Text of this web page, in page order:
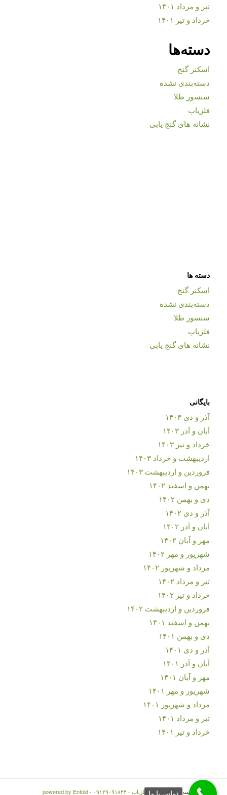
تیر و مرداد ۱۴۰۱
خرداد و تیر ۱۴۰۱
دسته‌ها
اسکنر گنج
دسته‌بندی نشده
سنسور طلا
فلزیاب
نشانه های گنج یابی
دسته ها
اسکنر گنج
دسته‌بندی نشده
سنسور طلا
فلزیاب
نشانه های گنج یابی
بایگانی
آذر و دی ۱۴۰۳
آبان و آذر ۱۴۰۳
خرداد و تیر ۱۴۰۳
اردیبهشت و خرداد ۱۴۰۳
فروردین و اردیبهشت ۱۴۰۳
بهمن و اسفند ۱۴۰۲
دی و بهمن ۱۴۰۲
آذر و دی ۱۴۰۲
آبان و آذر ۱۴۰۲
مهر و آبان ۱۴۰۲
شهریور و مهر ۱۴۰۲
مرداد و شهریور ۱۴۰۲
تیر و مرداد ۱۴۰۲
خرداد و تیر ۱۴۰۲
فروردین و اردیبهشت ۱۴۰۲
بهمن و اسفند ۱۴۰۱
دی و بهمن ۱۴۰۱
آذر و دی ۱۴۰۱
آبان و آذر ۱۴۰۱
مهر و آبان ۱۴۰۱
شهریور و مهر ۱۴۰۱
مرداد و شهریور ۱۴۰۱
تیر و مرداد ۱۴۰۱
خرداد و تیر ۱۴۰۱
© کپی رایت -شرکت آسان فلزیاب - ۰۹۱۲۹۰۹۱۸۴۴ -
powered by Enfold